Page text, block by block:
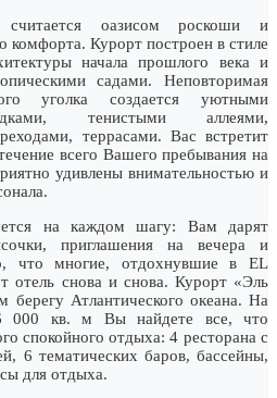
оазисом роскоши и
комфорта. Курорт построен в стиле
начала прошлого века и
садами. Неповторимая
уголка создается уютными
тенистыми аллеями,
террасами. Вас встретит
всего Вашего пребывания на
удивлены внимательностью и
на каждом шагу: Вам дарят
приглашения на вечера и
что многие, отдохнувшие в EL
отель снова и снова. Курорт «Эль
берегу Атлантического океана. На
000 кв. м Вы найдете все, что
спокойного отдыха: 4 ресторана с
6 тематических баров, бассейны,
для отдыха.